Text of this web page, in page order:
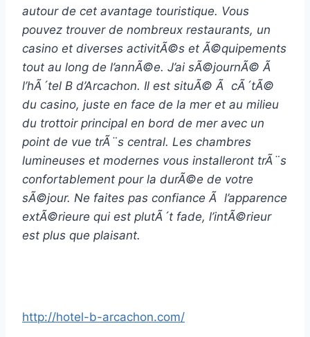
autour de cet avantage touristique. Vous
pouvez trouver de nombreux restaurants, un
casino et diverses activitÃ©s et Ã©quipements
tout au long de l’annÃ©e. J’ai sÃ©journÃ© Ã
l’hÃ´tel B d’Arcachon. Il est situÃ© Ã cÃ´tÃ©
du casino, juste en face de la mer et au milieu
du trottoir principal en bord de mer avec un
point de vue trÃ¨s central. Les chambres
lumineuses et modernes vous installeront trÃ¨s
confortablement pour la durÃ©e de votre
sÃ©jour. Ne faites pas confiance Ã l’apparence
extÃ©rieure qui est plutÃ´t fade, l’intÃ©rieur
est plus que plaisant.
http://hotel-b-arcachon.com/